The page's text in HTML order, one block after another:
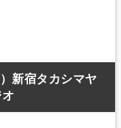
新宿タカシマヤ